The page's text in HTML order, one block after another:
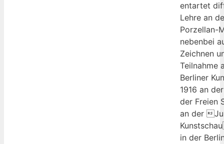
entartet
Lehre an
Porzellan-
nebenbei
Zeichnen
Teilnahme
Berliner
1916 an
der Freien
an der
in der